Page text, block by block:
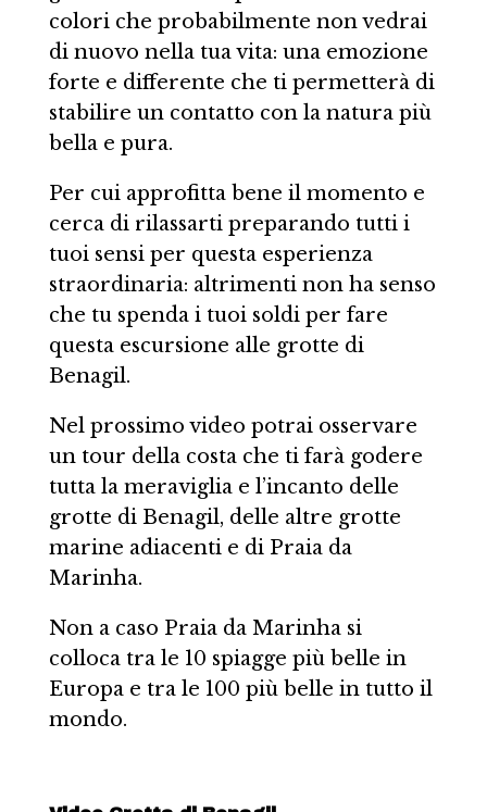
colori che probabilmente non vedrai
di nuovo nella tua vita: una emozione
forte e differente che ti permetterà di
stabilire un contatto con la natura più
bella e pura.
Per cui approfitta bene il momento e
cerca di rilassarti preparando tutti i
tuoi sensi per questa esperienza
straordinaria: altrimenti non ha senso
che tu spenda i tuoi soldi per fare
questa escursione alle grotte di
Benagil.
Nel prossimo video potrai osservare
un tour della costa che ti farà godere
tutta la meraviglia e l’incanto delle
grotte di Benagil, delle altre grotte
marine adiacenti e di Praia da
Marinha.
Non a caso Praia da Marinha si
colloca tra le 10 spiagge più belle in
Europa e tra le 100 più belle in tutto il
mondo.